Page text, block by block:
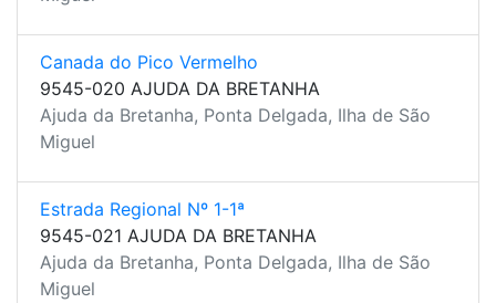
Canada do Pico Vermelho
9545-020 AJUDA DA BRETANHA
Ajuda da Bretanha, Ponta Delgada, Ilha de São
Miguel
Estrada Regional Nº 1-1ª
9545-021 AJUDA DA BRETANHA
Ajuda da Bretanha, Ponta Delgada, Ilha de São
Miguel